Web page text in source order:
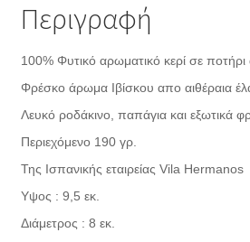
Περιγραφή
100% Φυτικό αρωματικό κερί σε ποτήρι
Φρέσκο άρωμα Ιβίσκου απο αιθέραια
Λευκό ροδάκινο, παπάγια και εξωτικά
Περιεχόμενο 190 γρ.
Της Ισπανικής εταιρείας Vila Hermanos
Υψος : 9,5 εκ.
Διάμετρος : 8 εκ.